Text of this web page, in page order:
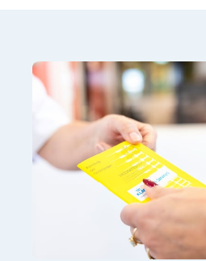
onbezorgd
reizen
werken